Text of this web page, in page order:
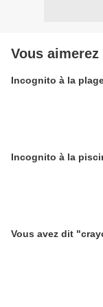
Vous aimerez
Incognito à la
Incognito à la
Vous avez dit